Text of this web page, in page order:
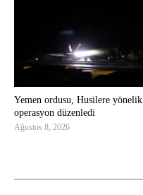
Yemen ordusu, Husilere yönelik
operasyon düzenledi
Ağustos 8, 2026